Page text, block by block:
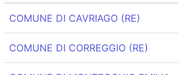
COMUNE DI CAVRIAGO (RE)
COMUNE DI CORREGGIO (RE)